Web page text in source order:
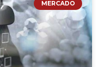
MERCADO